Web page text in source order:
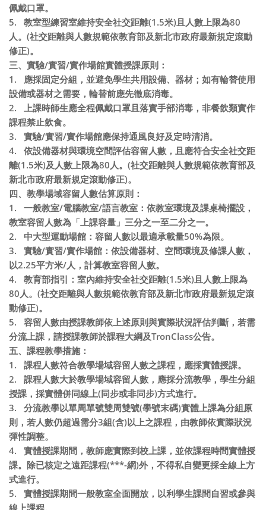
佩戴口罩。
5. 教室型練習室維持安全社交距離(1.5米)且人數上限為80
人。 (社交距離與人數規範依教育部及新北市政府最新規定滾動
修正)。
三、實驗/實習/實作場館實體授課原則：
1. 應採固定分組，並避免學生共用設備、器材；如有輪替使用
設備或器材之需要，輪替前應先徹底消毒。
2. 上課時師生應全程佩戴口罩且落實手部消毒，非餐飲類實作
課程禁止飲食。
3. 實驗/實習/實作場館應保持通風良好及定時清消。
4. 依設備器材與環境空間評估容留人數，且應符合安全社交距
離(1.5米)及人數上限為80人。 (社交距離與人數規範依教育部及
新北市政府最新規定滾動修正)。
四、教學場域容留人數估算原則：
1. 一般教室/電腦教室/語言教室：依教室環境及課桌椅擺設，
教室容留人數為「上課容量」三分之一至二分之一。
2. 中大型運動場館：容留人數以最適承載量50%為限。
3. 實驗/實習/實作場館：依設備器材、空間環境及修課人數，
以2.25平方米/人，計算教室容留人數。
4. 教育部指引：室內維持安全社交距離(1.5米)且人數上限為
80人。 (社交距離與人數規範依教育部及新北市政府最新規定滾
動修正)。
5. 容留人數由授課教師依上述原則與實際狀況評估判斷，若需
分流上課，請授課教師於課程大綱及TronClass公告。
五、課程教學措施：
1. 課程人數符合教學場域容留人數之課程，應採實體授課。
2. 課程人數大於教學場域容留人數，應採分流教學，學生分組
授課，採實體併同線上(同步或非同步)方式進行。
3. 分流教學以單周單號雙周雙號(學號末碼)實體上課為分組原
則，若人數仍超過需分3組(含)以上之課程，由教師依實際狀況
彈性調整。
4. 實體授課期間，教師應實際到校上課，並依課程時間實體授
課。除已核定之遠距課程(***-網)外，不得私自變更採全線上方
式進行。
5. 實體授課期間一般教室全面開放，以利學生課間自習或參與
線上課程。